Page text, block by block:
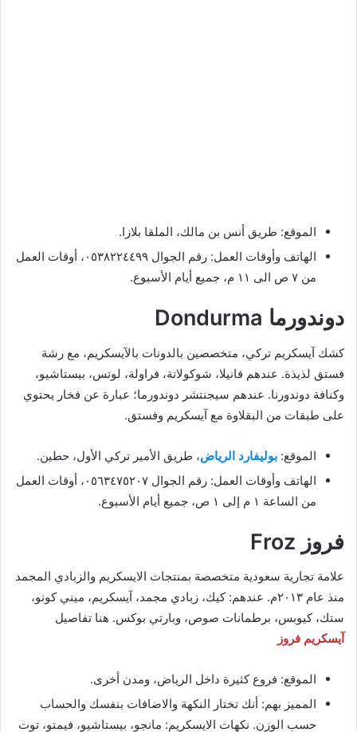
الموقع: طريق أنس بن مالك، الملقا بلازا.
الهاتف وأوقات العمل: رقم الجوال ٠٥٣٨٢٢٤٤٩٩، أوقات العمل
من ٧ ص الى ١١ م، جميع أيام الأسبوع.
دوندورما Dondurma
كشك آيسكريم تركي، متخصصين بالدونات بالآيسكريم، مع رشة
فستق لذيذة. عندهم فانيلا، شوكولاتة، فراولة، لوتس، بيستاشيو،
وكنافة دوندورنا. عندهم سيجنتشر دوندورما؛ عبارة عن فخار يحتوي
على طبقات من البقلاوة مع آيسكريم وفستق.
الموقع: بوليفارد الرياض، طريق الأمير تركي الأول، حطين.
الهاتف وأوقات العمل: رقم الجوال ٠٥٦٣٤٧٥٢٠٧، أوقات العمل
من الساعة ١ م إلى ١ ص، جميع أيام الأسبوع.
فروز Froz
علامة تجارية سعودية متخصصة بمنتجات الايسكريم والزبادي المجمد
منذ عام ٢٠١٣م. عندهم: كيك، زبادي مجمد، آيسكريم، ميني كونو،
ستك، كيوبس، برطمانات صوص، وبارتي بوكس. هنا تفاصيل
آيسكريم فروز
الموقع: فروع كثيرة داخل الرياض، ومدن أخرى.
المميز بهم: أنك تختار النكهة والاضافات بنفسك والحساب
حسب الوزن. نكهات الايسكريم: مانجو، بيستاشيو، فيمتو، توت